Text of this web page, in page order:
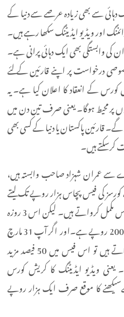
سے بھی زیادہ عرصے سے دنیا کے
اور ویڈیو ایڈیٹنگ سکھا رہے ہیں۔
کی وابستگی بھی ایک دہائی پرانی ہے۔
درخواست پر اپنے قارئین کے لئے
کے انعقاد کا اعلان کیا ہے۔ یہ
محیط ہوگا۔ یعنی صرف تین دن میں
قارئین پاکستان یا دنیا کے کسی بھی
ہیں۔
عمران شہزاد صاحب وابستہ ہیں،
کی فیس پچاس ہزار روپے تک لیتے
ہیں اور تین سے چھ ماہ میں کورس مکمل کرواتے ہیں۔ لیکن اس 3 روزہ
کریش کورس کی فیس صرف 2000 روپے ہے۔اور اگر آپ 31 مارچ
سے پہلے اپنی رجسٹریشن کرواتے ہیں تو اس فیس میں 50 فیصد مزید
ویڈیو ایڈیٹنگ کا کریش کورس
کا موقع صرف ایک ہزار روپے